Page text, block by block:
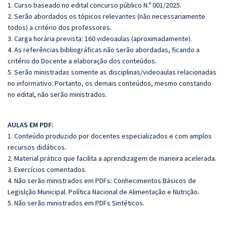
1. Curso baseado no edital concurso público N.º 001/2025.
2. Serão abordados os tópicos relevantes (não necessariamente
todos) a critério dos professores.
3. Carga horária prevista: 160 videoaulas (aproximadamente).
4. As referências bibliográficas não serão abordadas, ficando a
critério do Docente a elaboração dos conteúdos.
5. Serão ministradas somente as disciplinas/videoaulas relacionadas
no informativo. Portanto, os demais conteúdos, mesmo constando
no edital, não serão ministrados.
AULAS EM PDF:
1. Conteúdo produzido por docentes especializados e com amplos
recursos didáticos.
2. Material prático que facilita a aprendizagem de maneira acelerada.
3. Exercícios comentados.
4. Não serão ministrados em PDFs: Conhecimentos Básicos de
Legislção Municipal. Política Nacional de Alimentação e Nutrição.
5. Não serão ministrados em PDFs Sintéticos.